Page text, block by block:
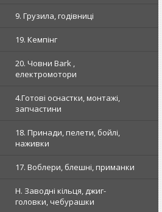
9. Грузила, годівниці
19. Кемпінг
20. Човни Bark ,
електромотори
4.Готові оснастки, монтажі,
запчастини
18. Принади, пелети, бойлі,
наживки
17. Воблери, блешні, приманки
H. Заводні кільця, джиг-
головки, чебурашки